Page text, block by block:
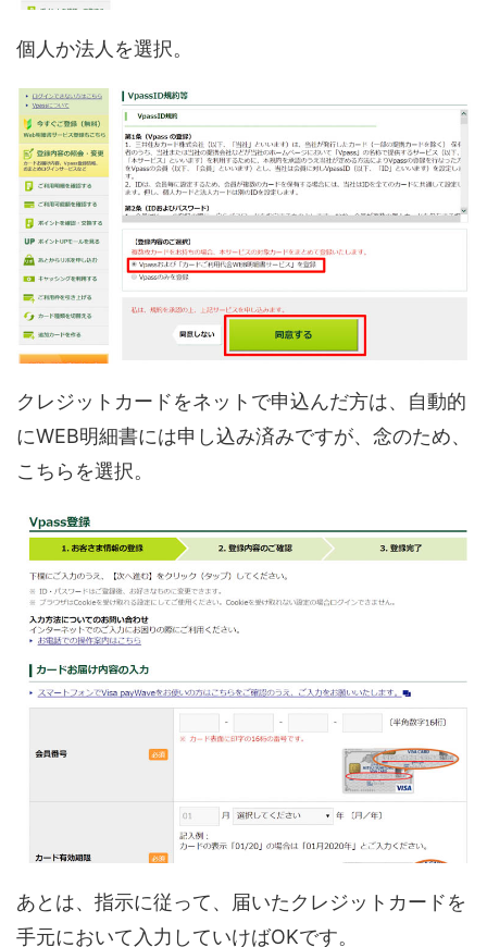
個人か法人を選択。
クレジットカードをネットで申込んだ方は、自動的
にWEB明細書には申し込み済みですが、念のため、
こちらを選択。
あとは、指示に従って、届いたクレジットカードを
手元において入力していけばOKです。